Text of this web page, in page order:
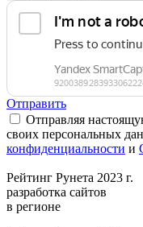
Отправить
Отправляя
своих персональных
конфиденциальности и
Рейтинг Рунета 2023 г.
разработка сайтов
в регионе